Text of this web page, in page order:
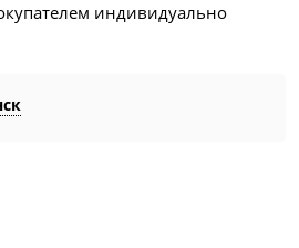
индивидуально